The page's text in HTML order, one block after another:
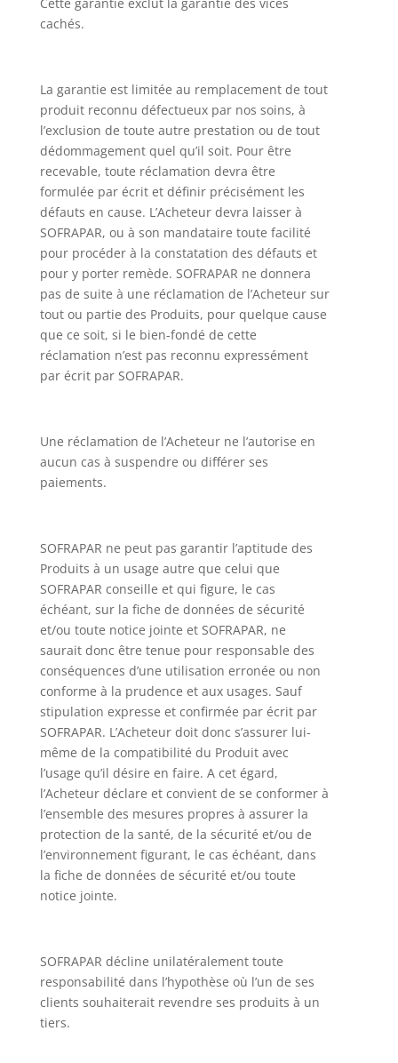
cachés.
La garantie est limitée au remplacement de tout
produit reconnu défectueux par nos soins, à
l’exclusion de toute autre prestation ou de tout
dédommagement quel qu’il soit. Pour être
recevable, toute réclamation devra être
formulée par écrit et définir précisément les
défauts en cause. L’Acheteur devra laisser à
SOFRAPAR, ou à son mandataire toute facilité
pour procéder à la constatation des défauts et
pour y porter remède. SOFRAPAR ne donnera
pas de suite à une réclamation de l’Acheteur sur
tout ou partie des Produits, pour quelque cause
que ce soit, si le bien-fondé de cette
réclamation n’est pas reconnu expressément
par écrit par SOFRAPAR.
Une réclamation de l’Acheteur ne l’autorise en
aucun cas à suspendre ou différer ses
paiements.
SOFRAPAR ne peut pas garantir l’aptitude des
Produits à un usage autre que celui que
SOFRAPAR conseille et qui figure, le cas
échéant, sur la fiche de données de sécurité
et/ou toute notice jointe et SOFRAPAR, ne
saurait donc être tenue pour responsable des
conséquences d’une utilisation erronée ou non
conforme à la prudence et aux usages. Sauf
stipulation expresse et confirmée par écrit par
SOFRAPAR. L’Acheteur doit donc s’assurer lui-
même de la compatibilité du Produit avec
l’usage qu’il désire en faire. A cet égard,
l’Acheteur déclare et convient de se conformer à
l’ensemble des mesures propres à assurer la
protection de la santé, de la sécurité et/ou de
l’environnement figurant, le cas échéant, dans
la fiche de données de sécurité et/ou toute
notice jointe.
SOFRAPAR décline unilatéralement toute
responsabilité dans l’hypothèse où l’un de ses
clients souhaiterait revendre ses produits à un
tiers.